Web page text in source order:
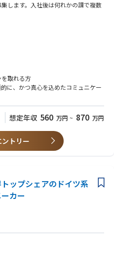
します。入社後は何れかの課で複数
た地域貢献策の企画立案・実行、
進。
ＰＲ施策の企画立案・実行並びに行
の締結・改訂、および災害時の対応
アテンド。
・スケジュール調整・進行管理。
・管理、運用ルールづくり。
に関する許認可手続き業務
を取れる方
に、かつ真心を込めたコミュニケー
想定年収 560 万円 ~ 870 万円
トリー
ップシェアのドイツ系
カー